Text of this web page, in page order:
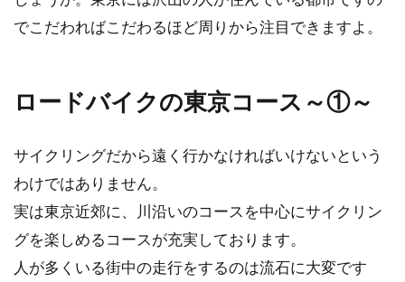
クロスバイクのチェーンリングを交
換してみよう！
数．．．とはまだいかないかもしれませんが、
自転車のvブレーキから音が！どう
して？どうする？
でこだわればこだわるほど周りから注目できますよ。
ロードバイクの東京コース～①～
サイクリングだから遠く行かなければいけないという
わけではありません。
実は東京近郊に、川沿いのコースを中心にサイクリン
グを楽しめるコースが充実しております。
人が多くいる街中の走行をするのは流石に大変です